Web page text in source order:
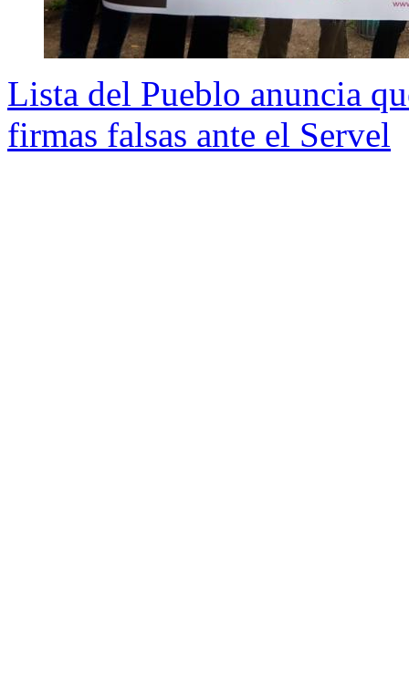
Lista del Pueblo anuncia
firmas falsas ante el Servel